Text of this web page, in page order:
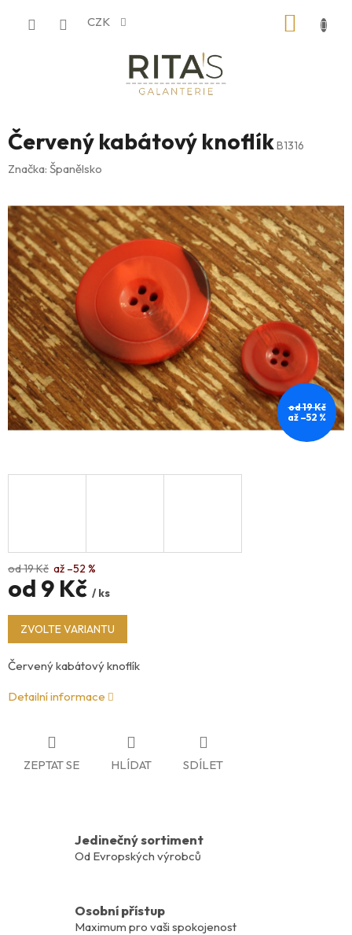
CZK
Červený kabátový knoflíkB1316
Značka: Španělsko
od 19 Kč
až –52 %
od 19 Kč až –52 %
od 9 Kč / ks
Měrná
cena:
ZVOLTE VARIANTU
Červený kabátový knoflík
Detailní informace
ZEPTAT SE HLÍDAT SDÍLET
Jedinečný sortiment
Od Evropských výrobců
Osobní přístup
Maximum pro vaši spokojenost